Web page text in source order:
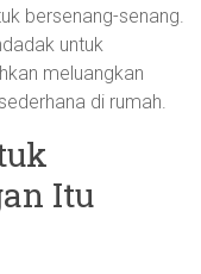
bersenang-senang.
untuk
meluangkan
di rumah.
Itu